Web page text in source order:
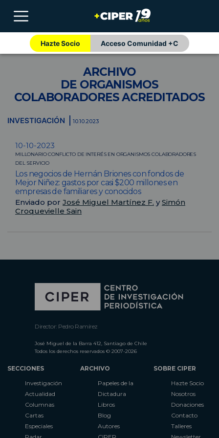
Hazte Socio Acceso Comunidad +C
ARCHIVO
DE ORGANISMOS
COLABORADORES ACREDITADOS
INVESTIGACIÓN 10.10.2023
10-10-2023
MILLONARIO CONFLICTO DE INTERÉS EN ORGANISMOS COLABORADORES
DEL SERVICIO
Los negocios de Hernán Briones con fondos de
Mejor Niñez: gastos por casi $200 millones en
empresas de familiares y conocidos
Enviado por José Miguel Martínez F. ySimón
Croquevielle Sain
Director: Pedro Ramírez
José Miguel de la Barra 412, Santiago de Chile
Todos los derechos reservados © 2007-2026
SECCIONES
Investigación
Actualidad
Columnas
Cartas
Especiales
ARCHIVO
Papeles de la
Dictadura
Libros
Blog
Autores
SOBRE CIPER
Hazte Socio
Nosotros
Donaciones
Contacto
Talleres